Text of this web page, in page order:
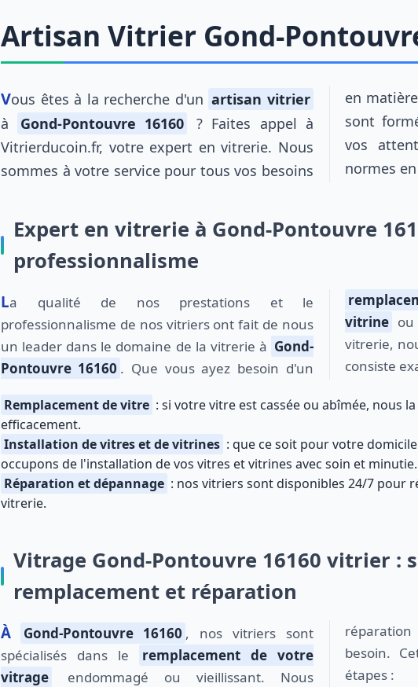
Artisan Vitrier Gond-
Vous êtes à la recherche d'un artisan vitrier
à
Gond-Pontouvre 16160
? Faites appel à
Vitrierducoin.fr, votre expert en vitrerie. Nous
sommes à votre service pour tous vos besoins
en
sont
vos
normes
Expert en vitrerie à Gond-Pontouvre
professionnalisme
La qualité de nos prestations et le
professionnalisme de nos vitriers ont fait de nous
un leader dans le domaine de la vitrerie à Gond-
Pontouvre 16160 . Que vous ayez besoin d'un
vitrine
vitrerie,
consiste
Remplacement de vitre : si votre vitre est cassée ou abîmée, nous
efficacement.
Installation de vitres et de vitrines : que ce soit pour votre
occupons de l'installation de vos vitres et vitrines avec soin et minutie.
Réparation et dépannage : nos vitriers sont disponibles 24/7 pour
vitrerie.
Vitrage Gond-Pontouvre 16160 vitrier :
remplacement et réparation
Gond-Pontouvre 16160 , nos vitriers sont
spécialisés dans le
remplacement de votre
vitrage
endommagé ou vieillissant. Nous
besoin.
étapes :